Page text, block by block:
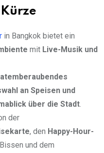
in Bangkok bietet ein
mit Live-Musik und
atemberaubendes
an Speisen und
über die Stadt.
der
, den Happy-Hour-
und dem